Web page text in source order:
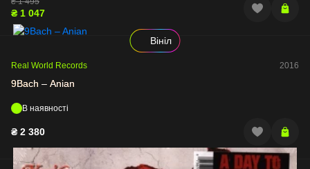
₴ 1 047
Вініл
Real World Records 2016
9Bach – Anian
В наявності
₴ 2 380